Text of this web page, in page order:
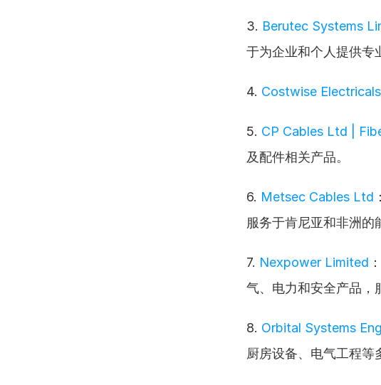
3. Berutec Systems
于为企业和个人提供专
4. Costwise
5. CP Cables Ltd |
及配件相关产品。
6. Metsec Cables Ltd
服务于肯尼亚和非洲的
7. Nexpower Limited
气、电力和安全产品，
8. Orbital Systems
厨房设备、电气工程等